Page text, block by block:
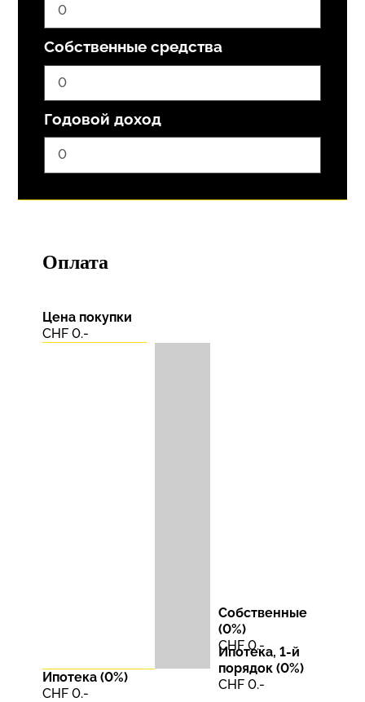
Собственные средства
Годовой доход
Оплата
Цена покупки
CHF 0.-
Собственные
(0%)
CHF 0.-
Ипотека (0%)
CHF 0.-
Ипотека, 1-й
порядок (0%)
CHF 0.-